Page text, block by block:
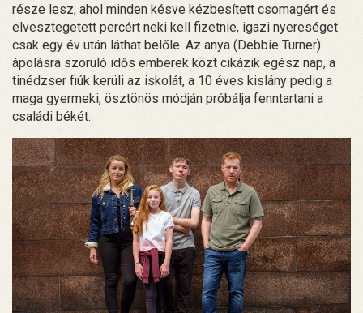
része lesz, ahol minden késve kézbesített csomagért és
elvesztegetett percért neki kell fizetnie, igazi nyereséget
csak egy év után láthat belőle. Az anya (Debbie Turner)
ápolásra szoruló idős emberek közt cikázik egész nap, a
tinédzser fiúk kerüli az iskolát, a 10 éves kislány pedig a
maga gyermeki, ösztönös módján próbálja fenntartani a
családi békét.